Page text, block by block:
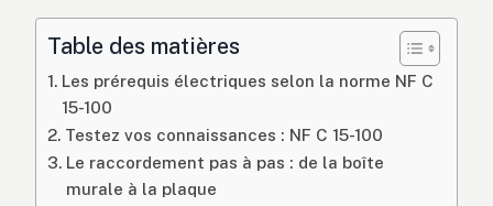
Table des matières
Les prérequis électriques selon la norme NF C
15-100
Testez vos connaissances : NF C 15-100
Le raccordement pas à pas : de la boîte
murale à la plaque